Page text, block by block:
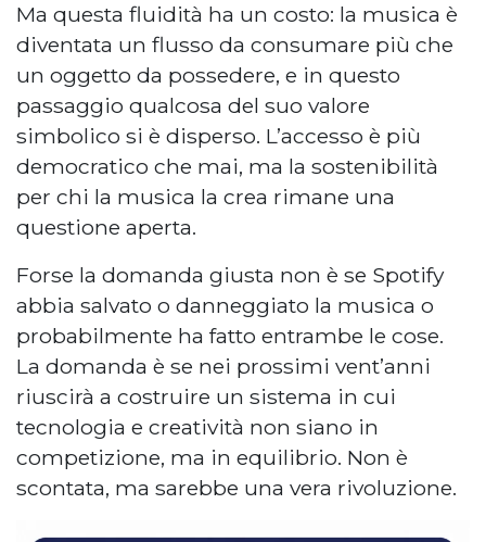
Ma questa fluidità ha un costo: la musica è
diventata un flusso da consumare più che
un oggetto da possedere, e in questo
passaggio qualcosa del suo valore
simbolico si è disperso. L’accesso è più
democratico che mai, ma la sostenibilità
per chi la musica la crea rimane una
questione aperta.
Forse la domanda giusta non è se Spotify
abbia salvato o danneggiato la musica o
probabilmente ha fatto entrambe le cose.
La domanda è se nei prossimi vent’anni
riuscirà a costruire un sistema in cui
tecnologia e creatività non siano in
competizione, ma in equilibrio. Non è
scontata, ma sarebbe una vera rivoluzione.